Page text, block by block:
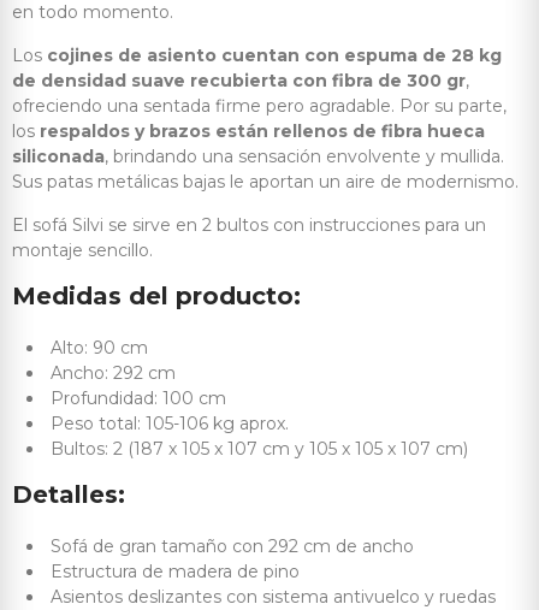
en todo momento.
Los cojines de asiento cuentan con espuma de 28 kg
de densidad suave recubierta con fibra de 300 gr,
ofreciendo una sentada firme pero agradable. Por su parte,
los respaldos y brazos están rellenos de fibra hueca
siliconada, brindando una sensación envolvente y mullida.
Sus patas metálicas bajas le aportan un aire de modernismo.
El sofá Silvi se sirve en 2 bultos con instrucciones para un
montaje sencillo.
Medidas del producto:
Alto: 90 cm
Ancho: 292 cm
Profundidad: 100 cm
Peso total: 105-106 kg aprox.
Bultos: 2 (187 x 105 x 107 cm y 105 x 105 x 107 cm)
Detalles:
Sofá de gran tamaño con 292 cm de ancho
Estructura de madera de pino
Asientos deslizantes con sistema antivuelco y ruedas